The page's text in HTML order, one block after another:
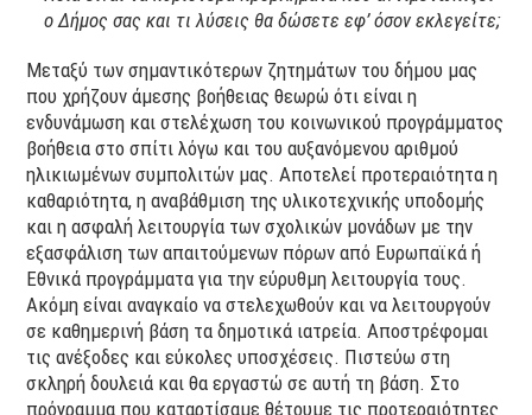
ο Δήμος σας και τι λύσεις θα δώσετε εφ’ όσον εκλεγείτε;
Μεταξύ των σημαντικότερων ζητημάτων του δήμου μας
που χρήζουν άμεσης βοήθειας θεωρώ ότι είναι η
ενδυνάμωση και στελέχωση του κοινωνικού προγράμματος
βοήθεια στο σπίτι λόγω και του αυξανόμενου αριθμού
ηλικιωμένων συμπολιτών μας. Αποτελεί προτεραιότητα η
καθαριότητα, η αναβάθμιση της υλικοτεχνικής υποδομής
και η ασφαλή λειτουργία των σχολικών μονάδων με την
εξασφάλιση των απαιτούμενων πόρων από Ευρωπαϊκά ή
Εθνικά προγράμματα για την εύρυθμη λειτουργία τους.
Ακόμη είναι αναγκαίο να στελεχωθούν και να λειτουργούν
σε καθημερινή βάση τα δημοτικά ιατρεία. Αποστρέφομαι
τις ανέξοδες και εύκολες υποσχέσεις. Πιστεύω στη
σκληρή δουλειά και θα εργαστώ σε αυτή τη βάση. Στο
πρόγραμμα που καταρτίσαμε θέτουμε τις προτεραιότητες